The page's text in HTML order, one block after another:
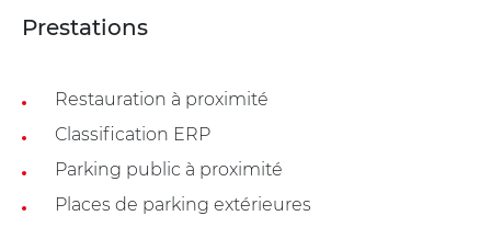
Prestations
Restauration à proximité
Classification ERP
Parking public à proximité
Places de parking extérieures